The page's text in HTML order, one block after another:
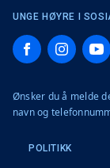
UNGE HØYRE I
FacebookInstagram
Ønsker du å melde
navn og
POLITIKK